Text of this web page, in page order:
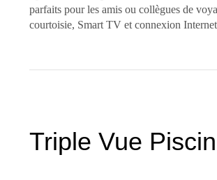
parfaits pour les amis ou collègues de
courtoisie, Smart TV et connexion
Triple Vue